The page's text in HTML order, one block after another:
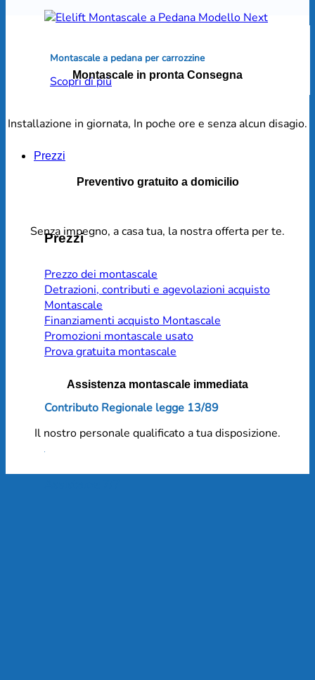
Montascale a pedana per carrozzine
Scopri di più
Prezzi
Prezzi
Prezzo dei montascale
Detrazioni, contributi e agevolazioni acquisto
Montascale
Finanziamenti acquisto Montascale
Promozioni montascale usato
Prova gratuita montascale
Contributo Regionale legge 13/89
Montascale in pronta Consegna
Installazione in giornata, In poche ore e senza alcun disagio.
Preventivo gratuito a domicilio
Senza impegno, a casa tua, la nostra offerta per te.
Assistenza montascale immediata
Il nostro personale qualificato a tua disposizione.